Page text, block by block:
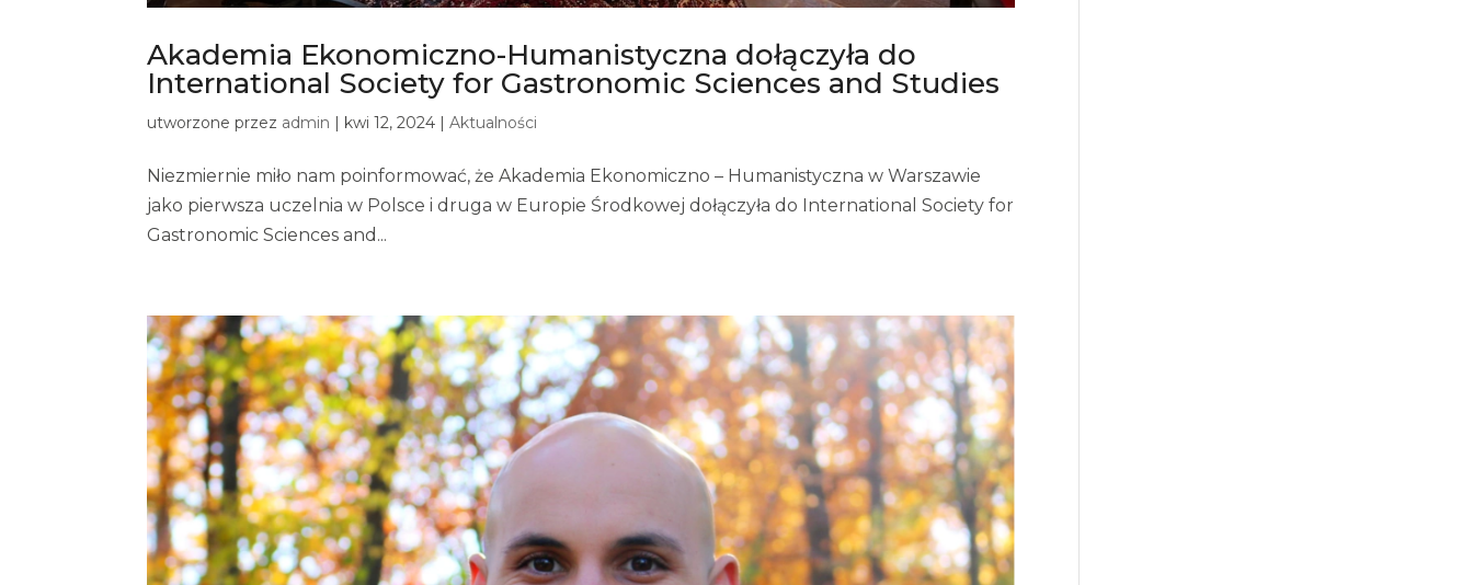
Akademia Ekonomiczno-Humanistyczna dołączyła do
International Society for Gastronomic Sciences and Studies
utworzone przez admin kwi 12, 2024 |Aktualności
Niezmiernie miło nam poinformować, że Akademia Ekonomiczno – Humanistyczna w Warszawie
jako pierwsza uczelnia w Polsce i druga w Europie Środkowej dołączyła do International Society for
Gastronomic Sciences and...